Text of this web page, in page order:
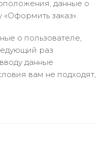
данные о
заказ».
о пользователе,
раз
данные
вам не подходят,